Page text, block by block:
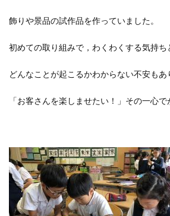
飾りや景品の試作品を作っていました。
初めての取り組みで，わくわくする気持ち
どんなことが起こるかわからない不安もあ
「お客さんを楽しませたい！」その一心で